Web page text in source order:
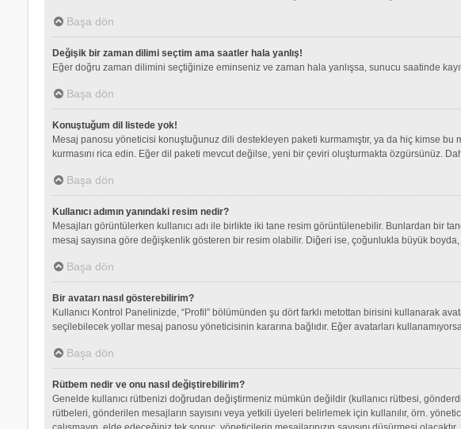
Başa dön
Değişik bir zaman dilimi seçtim ama saatler hala yanlış!
Eğer doğru zaman dilimini seçtiğinize eminseniz ve zaman hala yanlışsa, sunucu saatinde
Başa dön
Konuştuğum dil listede yok!
Mesaj panosu yöneticisi konuştuğunuz dili destekleyen paketi kurmamıştır, ya da hiç kimse
kurmasını rica edin. Eğer dil paketi mevcut değilse, yeni bir çeviri oluşturmakta özgürsünüz.
Başa dön
Kullanıcı adımın yanındaki resim nedir?
Mesajları görüntülerken kullanıcı adı ile birlikte iki tane resim görüntülenebilir. Bunlardan
mesaj sayısına göre değişkenlik gösteren bir resim olabilir. Diğeri ise, çoğunlukla büyük
Başa dön
Bir avatarı nasıl gösterebilirim?
Kullanıcı Kontrol Panelinizde, “Profil” bölümünden şu dört farklı metottan birisini kullanarak
seçilebilecek yollar mesaj panosu yöneticisinin kararına bağlıdır. Eğer avatarları
Başa dön
Rütbem nedir ve onu nasıl değiştirebilirim?
Genelde kullanıcı rütbenizi doğrudan değiştirmeniz mümkün değildir (kullanıcı rütbesi,
rütbeleri, gönderilen mesajların sayısını veya yetkili üyeleri belirlemek için kullanılır, örn.